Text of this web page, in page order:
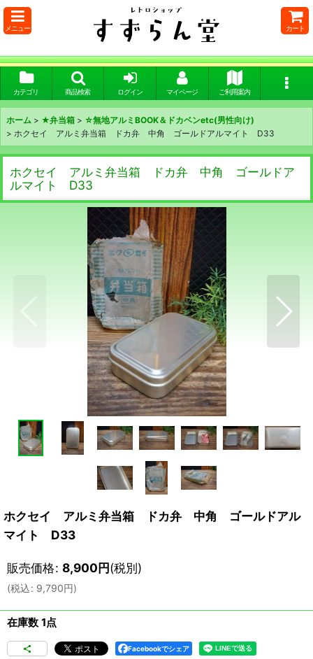
メニュー カート
カテゴリ 商品検索 ログイン マイページ ご利用案内
ホーム > ★弁当箱 > ☆無地アルミBOOK＆ドカベンetc(男性向け)
> ホクセイ アルミ弁当箱 ドカ弁 中角 ゴールドアルマイト D33
ホクセイ アルミ弁当箱 ドカ弁 中角 ゴールドア
ルマイト D33
ホクセイ アルミ弁当箱 ドカ弁 中角 ゴールドアル
マイト D33
販売価格: 8,900円(税別)
(税込: 9,790円)
在庫数 1点
Facebookでシェア